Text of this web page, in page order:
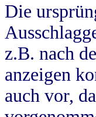
Die
z.B. nach
anzeigen
auch vor,